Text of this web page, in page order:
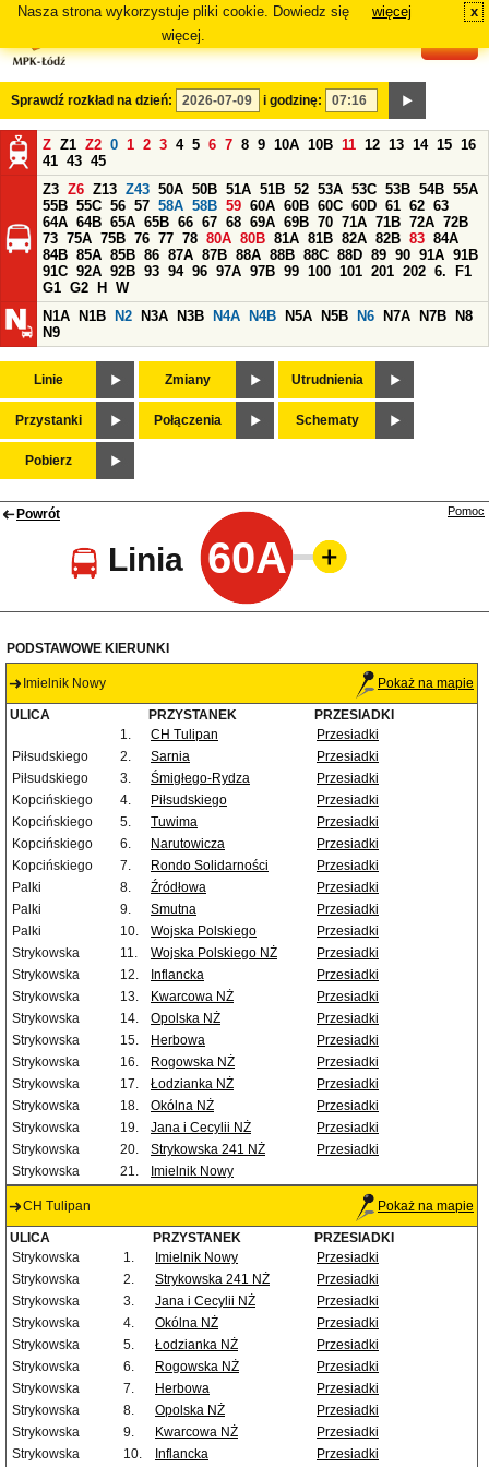
Nasza strona wykorzystuje pliki cookie. Dowiedz się
więcej.
więcej x
Sprawdź rozkład na dzień: i godzinę:
Z Z1 Z2 0 1 2 3 4 5 6 7 8 9 10A 10B 11 12 13 14 15 16
41 43 45
Z3 Z6 Z13 Z43 50A 50B 51A 51B 52 53A 53C 53B 54B 55A
55B 55C 56 57 58A 58B 59 60A 60B 60C 60D 61 62 63
64A 64B 65A 65B 66 67 68 69A 69B 70 71A 71B 72A 72B
73 75A 75B 76 77 78 80A 80B 81A 81B 82A 82B 83 84A
84B 85A 85B 86 87A 87B 88A 88B 88C 88D 89 90 91A 91B
91C 92A 92B 93 94 96 97A 97B 99 100 101 201 202 6.
F1
G1 G2 H
W
N1A
N1B N2 N3A N3B N4A N4B N5A N5B N6 N7A N7B
N8
N9
Linie Zmiany Utrudnienia
Przystanki Połączenia Schematy
Pobierz
Powrót
Linia 60A
Pomoc
PODSTAWOWE KIERUNKI
Imielnik Nowy Pokaż na mapie
ULICA PRZYSTANEK
PRZESIADKI
1.
CH Tulipan
Przesiadki
Piłsudskiego
2. Sarnia
Przesiadki
Piłsudskiego
3. Śmigłego-Rydza
Przesiadki
Kopcińskiego
4. Piłsudskiego
Przesiadki
Kopcińskiego
5. Tuwima
Przesiadki
Kopcińskiego
6. Narutowicza
Przesiadki
Kopcińskiego
7. Rondo Solidarności
Przesiadki
Palki
8. Źródłowa
Przesiadki
Palki
9. Smutna
Przesiadki
Palki
10. Wojska Polskiego
Przesiadki
Strykowska
11. Wojska Polskiego NŻ
Przesiadki
Strykowska
12. Inflancka
Przesiadki
Strykowska
13. Kwarcowa NŻ
Przesiadki
Strykowska
14. Opolska NŻ
Przesiadki
Strykowska
15. Herbowa
Przesiadki
Strykowska
16. Rogowska NŻ
Przesiadki
Strykowska
17. Łodzianka NŻ
Przesiadki
Strykowska
18. Okólna NŻ
Przesiadki
Strykowska
19. Jana i Cecylii NŻ
Przesiadki
Strykowska
20. Strykowska 241 NŻ
Przesiadki
Strykowska
21. Imielnik Nowy
CH Tulipan Pokaż na mapie
ULICA PRZYSTANEK
PRZESIADKI
Strykowska
1. Imielnik Nowy
Przesiadki
Strykowska
2. Strykowska 241 NŻ
Przesiadki
Strykowska
3. Jana i Cecylii NŻ
Przesiadki
Strykowska
4. Okólna NŻ
Przesiadki
Strykowska
5. Łodzianka NŻ
Przesiadki
Strykowska
6. Rogowska NŻ
Przesiadki
Strykowska
7. Herbowa
Przesiadki
Strykowska
8. Opolska NŻ
Przesiadki
Strykowska
9. Kwarcowa NŻ
Przesiadki
Strykowska
10. Inflancka Przesiadki